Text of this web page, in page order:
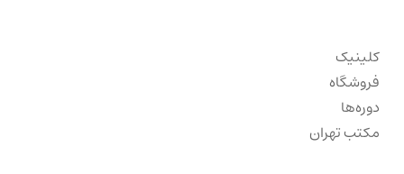
کلینیک
فروشگاه
دوره‌ها
مکتب تهران